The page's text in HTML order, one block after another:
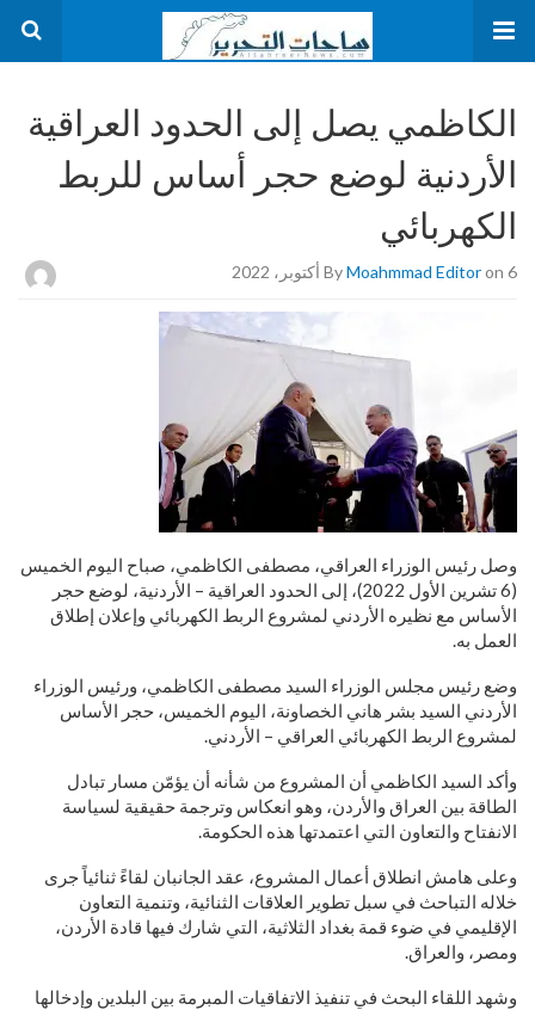
الكاظمي يصل إلى الحدود العراقية
الأردنية لوضع حجر أساس للربط
الكهربائي
ByMoahmmad Editoron 6 أكتوبر، 2022
وصل رئيس الوزراء العراقي، مصطفى الكاظمي، صباح اليوم الخميس
(6 تشرين الأول 2022)، إلى الحدود العراقية – الأردنية، لوضع حجر
الأساس مع نظيره الأردني لمشروع الربط الكهربائي وإعلان إطلاق
العمل به.
وضع رئيس مجلس الوزراء السيد مصطفى الكاظمي، ورئيس الوزراء
الأردني السيد بشر هاني الخصاونة، اليوم الخميس، حجر الأساس
لمشروع الربط الكهربائي العراقي – الأردني.
وأكد السيد الكاظمي أن المشروع من شأنه أن يؤمّن مسار تبادل
الطاقة بين العراق والأردن، وهو انعكاس وترجمة حقيقية لسياسة
الانفتاح والتعاون التي اعتمدتها هذه الحكومة.
وعلى هامش انطلاق أعمال المشروع، عقد الجانبان لقاءً ثنائياً جرى
خلاله التباحث في سبل تطوير العلاقات الثنائية، وتنمية التعاون
الإقليمي في ضوء قمة بغداد الثلاثية، التي شارك فيها قادة الأردن،
ومصر، والعراق.
وشهد اللقاء البحث في تنفيذ الاتفاقيات المبرمة بين البلدين وإدخالها